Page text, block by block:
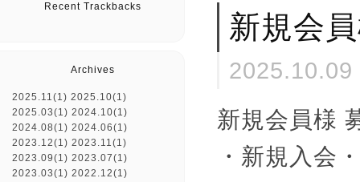
新規会
新規会員様
・新規入会
Recent Trackbacks
Archives
2025.11(1) 2025.10(1)
2025.03(1) 2024.10(1)
2024.08(1) 2024.06(1)
2023.12(1) 2023.11(1)
2023.09(1) 2023.07(1)
2023.03(1) 2022.12(1)